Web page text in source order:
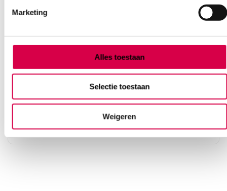
Marketing
Alles toestaan
Selectie toestaan
Weigeren
24 stuks, wit, T7, hulsloos
99.69incl. BTW